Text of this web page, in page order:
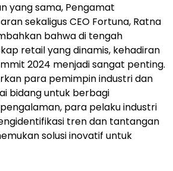
yang sama, Pengamat
sekaligus CEO Fortuna, Ratna
bahwa di tengah
retail yang dinamis, kehadiran
2024 menjadi sangat penting.
para pemimpin industri dan
bidang untuk berbagi
para pelaku industri
tren dan tantangan
solusi inovatif untuk